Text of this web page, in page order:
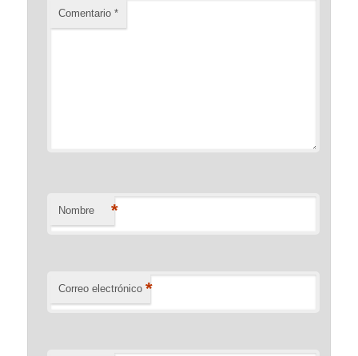
Comentario*
Nombre *
Correo electrónico *